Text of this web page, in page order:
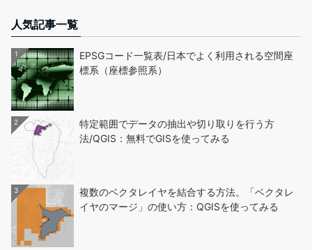
人気記事一覧
1
EPSGコード一覧表/日本でよく利用される空間座
標系（座標参照系）
2
特定範囲でデータの抽出や切り取りを行う方
法/QGIS：無料でGISを使ってみる
3
複数のベクタレイヤを結合する方法。「ベクタレ
イヤのマージ」の使い方：QGISを使ってみる